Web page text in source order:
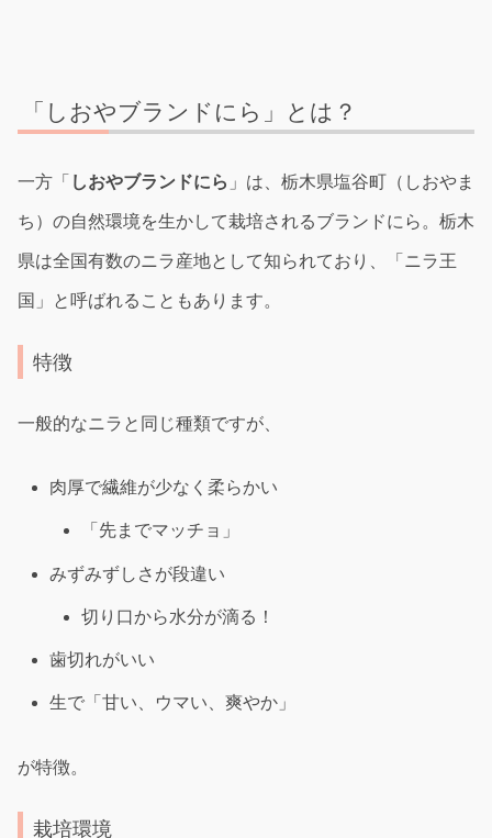
「しおやブランドにら」とは？
一方「 しおやブランドにら 」は、栃木県塩谷町（しおやま
ち）の自然環境を生かして栽培されるブランドにら。栃木
県は全国有数のニラ産地として知られており、「ニラ王
国」と呼ばれることもあります。
特徴
一般的なニラと同じ種類ですが、
肉厚で繊維が少なく柔らかい
「先までマッチョ」
みずみずしさが段違い
切り口から水分が滴る！
歯切れがいい
生で「甘い、ウマい、爽やか」
が特徴。
栽培環境